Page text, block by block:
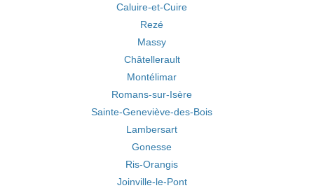
Caluire-et-Cuire
Rezé
Massy
Châtellerault
Montélimar
Romans-sur-Isère
Sainte-Geneviève-des-Bois
Lambersart
Gonesse
Ris-Orangis
Joinville-le-Pont